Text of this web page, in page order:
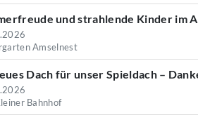
und strahlende Kinder im
Amselnest
Dach für unser Spieldach –
Bahnhof